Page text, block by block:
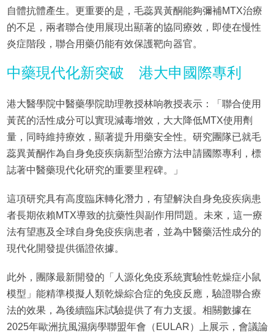
自體抗體產生。更重要的是，毛蕊異黃酮能夠彌補MTX治療
的不足，兩者聯合使用展現出顯著的協同療效，即使在慢性
炎症階段，聯合用藥仍能有效保護靶向器官。
中藥現代化新突破 港大申國際專利
港大醫學院中醫藥學院助理教授林响教授表示：「聯合使用
黃芪的活性成分可以實現減毒增效，大大降低MTX使用劑
量，同時維持療效，顯著提升用藥安全性。研究團隊已就毛
蕊異黃酮作為自身免疫疾病新型治療方法申請國際專利，標
誌著中醫藥現代化研究的重要里程碑。」
這項研究具有高度臨床轉化潛力，有望解決自身免疫疾病患
者長期依賴MTX導致的抗藥性與副作用問題。未來，這一療
法有望惠及全球自身免疫疾病患者，並為中醫藥活性成分的
現代化開發提供循證依據。
此外，團隊最新開發的「人源化免疫系統實驗性乾燥症小鼠
模型」能精準模擬人類乾燥綜合症的免疫反應，驗證聯合療
法的效果，為後續臨床試驗提供了有力支援。相關數據在
2025年歐洲抗風濕病學聯盟年會（EULAR）上展示，會議論